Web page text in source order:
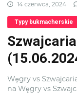
14 czerwca, 2024
Typy bukmacherskie
Węgry vs
na Węgry vs